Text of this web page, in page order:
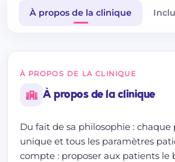
À propos de la clinique
À PROPOS DE LA CLINIQUE
À propos de la clinique
Du fait de sa philosophie :
unique et tous les paramètres
compte : proposer aux patients le